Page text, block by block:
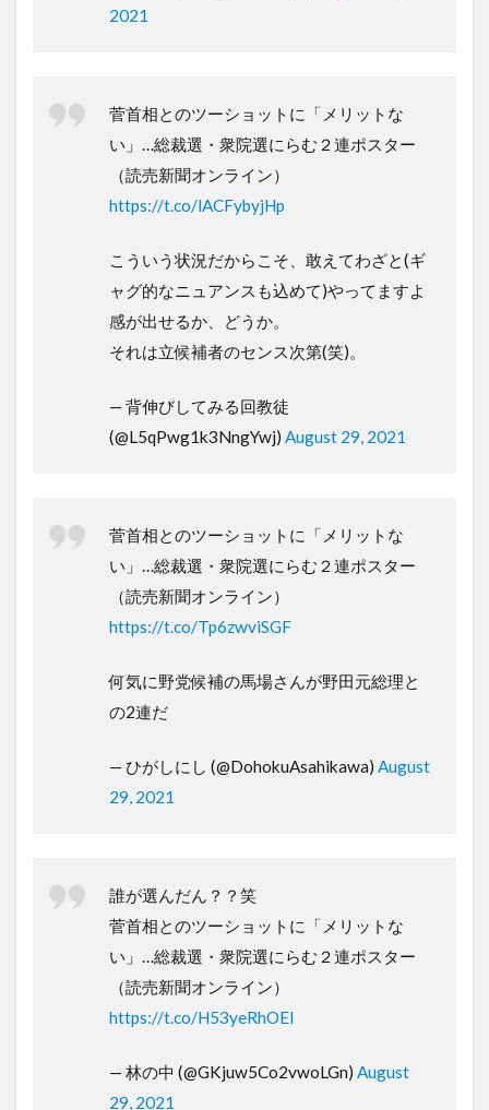
2021
菅首相とのツーショットに「メリットな
い」…総裁選・衆院選にらむ２連ポスター
（読売新聞オンライン）
https://t.co/lACFybyjHp
こういう状況だからこそ、敢えてわざと(ギ
ャグ的なニュアンスも込めて)やってますよ
感が出せるか、どうか。
それは立候補者のセンス次第(笑)。
— 背伸びしてみる回教徒
(@L5qPwg1k3NngYwj) August 29, 2021
菅首相とのツーショットに「メリットな
い」…総裁選・衆院選にらむ２連ポスター
（読売新聞オンライン）
https://t.co/Tp6zwviSGF
何気に野党候補の馬場さんが野田元総理と
の2連だ
— ひがしにし (@DohokuAsahikawa) August
29, 2021
誰が選んだん？？笑
菅首相とのツーショットに「メリットな
い」…総裁選・衆院選にらむ２連ポスター
（読売新聞オンライン）
https://t.co/H53yeRhOEl
— 林の中 (@GKjuw5Co2vwoLGn) August
29, 2021